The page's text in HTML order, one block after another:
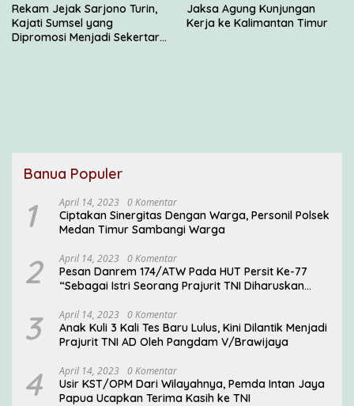
Rekam Jejak Sarjono Turin,
Kajati Sumsel yang
Dipromosi Menjadi Sekertaris
Jaksa Agung Kunjungan
Kerja ke Kalimantan Timur
Banua Populer
1 April 14, 2023 0 Komentar
Ciptakan Sinergitas Dengan Warga, Personil Polsek
Medan Timur Sambangi Warga
2 April 14, 2023 0 Komentar
Pesan Danrem 174/ATW Pada HUT Persit Ke-77
“Sebagai Istri Seorang Prajurit TNI Diharuskan
3 April 14, 2023 0 Komentar
Anak Kuli 3 Kali Tes Baru Lulus, Kini Dilantik Menjadi
Prajurit TNI AD Oleh Pangdam V/Brawijaya
4 April 14, 2023 0 Komentar
Usir KST/OPM Dari Wilayahnya, Pemda Intan Jaya
Papua Ucapkan Terima Kasih ke TNI